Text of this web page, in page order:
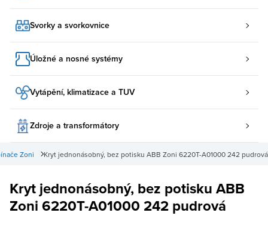
Svorky a svorkovnice
Úložné a nosné systémy
Vytápění, klimatizace a TUV
Zdroje a transformátory
Kryt jednonásobný, bez potisku ABB Zoni 6220T-A01000 242 pudrová
Zoni
Kryt jednonásobný, bez potisku ABB
Zoni 6220T-A01000 242 pudrová